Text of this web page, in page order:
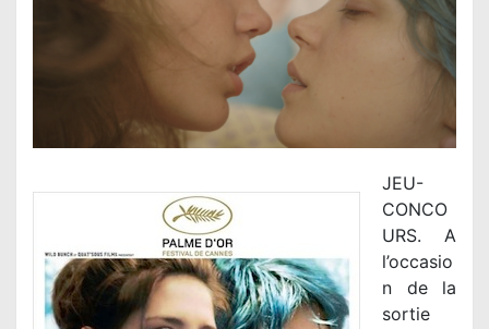
JEU-
CONCO
URS. A
l’occasio
n de la
sortie